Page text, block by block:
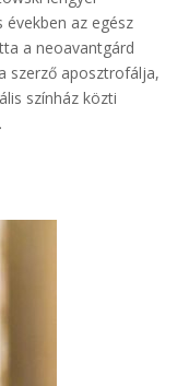
években az egész
a neoavantgárd
szerző aposztrofálja,
színház közti